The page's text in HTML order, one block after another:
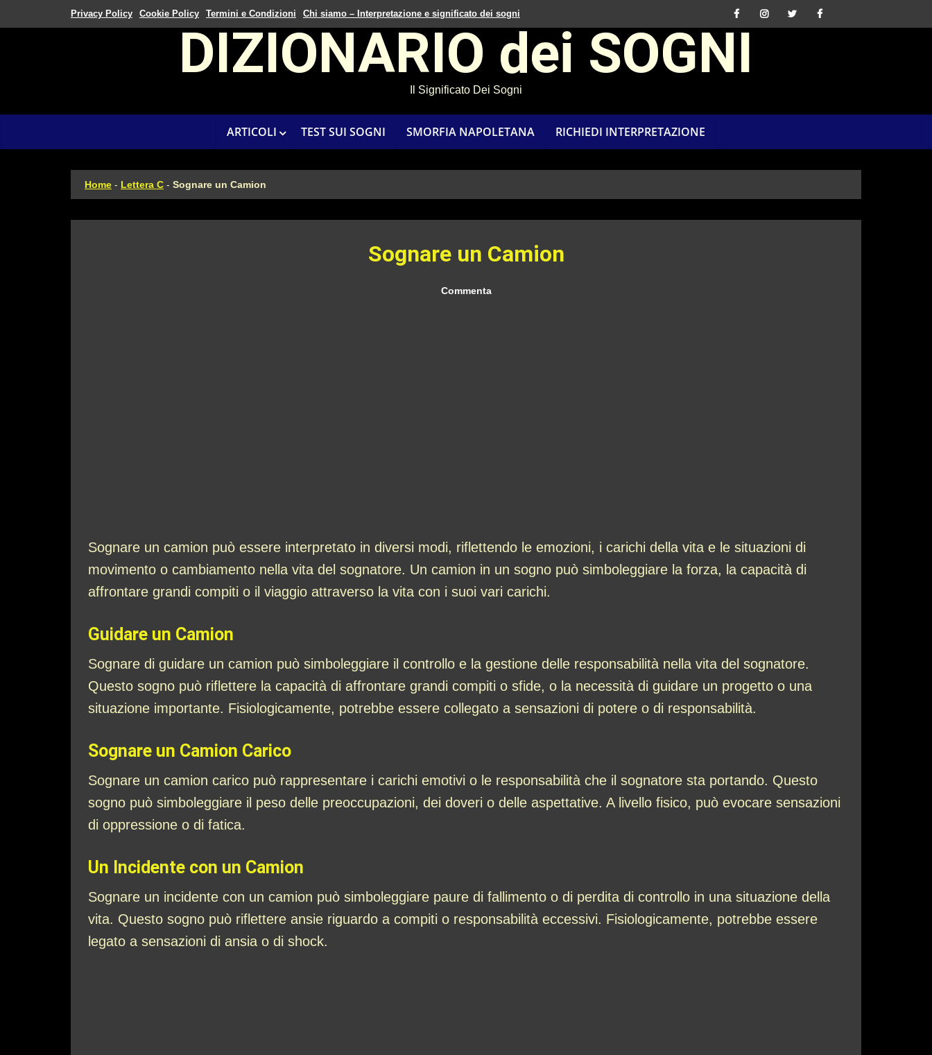
Privacy Policy Cookie Policy Termini e Condizioni Chi siamo – Interpretazione e significato dei sogni
DIZIONARIO dei SOGNI
Il Significato Dei Sogni
ARTICOLI TEST SUI SOGNI SMORFIA NAPOLETANA RICHIEDI INTERPRETAZIONE
Home - Lettera C - Sognare un Camion
Sognare un Camion
Commenta
Sognare un camion può essere interpretato in diversi modi, riflettendo le emozioni, i carichi della vita e le situazioni di
movimento o cambiamento nella vita del sognatore. Un camion in un sogno può simboleggiare la forza, la capacità di
affrontare grandi compiti o il viaggio attraverso la vita con i suoi vari carichi.
Guidare un Camion
Sognare di guidare un camion può simboleggiare il controllo e la gestione delle responsabilità nella vita del sognatore.
Questo sogno può riflettere la capacità di affrontare grandi compiti o sfide, o la necessità di guidare un progetto o una
situazione importante. Fisiologicamente, potrebbe essere collegato a sensazioni di potere o di responsabilità.
Sognare un Camion Carico
Sognare un camion carico può rappresentare i carichi emotivi o le responsabilità che il sognatore sta portando. Questo
sogno può simboleggiare il peso delle preoccupazioni, dei doveri o delle aspettative. A livello fisico, può evocare sensazioni
di oppressione o di fatica.
Un Incidente con un Camion
Sognare un incidente con un camion può simboleggiare paure di fallimento o di perdita di controllo in una situazione della
vita. Questo sogno può riflettere ansie riguardo a compiti o responsabilità eccessivi. Fisiologicamente, potrebbe essere
legato a sensazioni di ansia o di shock.